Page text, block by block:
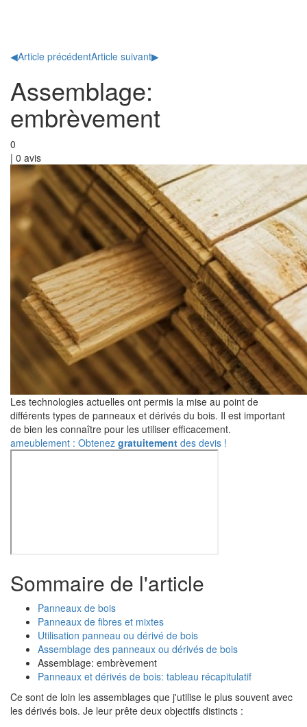
◀Article précédentArticle suivant▶
Assemblage:
embrèvement
0
| 0 avis
Les technologies actuelles ont permis la mise au point de
différents types de panneaux et dérivés du bois. Il est important
de bien les connaître pour les utiliser efficacement.
ameublement : Obtenez gratuitement des devis !
Sommaire de l'article
Panneaux de bois
Panneaux de fibres et mixtes
Utilisation panneau ou dérivé de bois
Assemblage des panneaux ou dérivés de bois
Assemblage: embrèvement
Panneaux et dérivés de bois: tableau récapitulatif
Ce sont de loin les assemblages que j'utilise le plus souvent avec
les dérivés bois. Je leur prête deux objectifs distincts :